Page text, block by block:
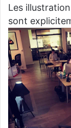
Les
sont